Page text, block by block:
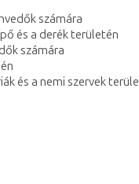
számára
és a derék területén
számára
és a nemi szervek